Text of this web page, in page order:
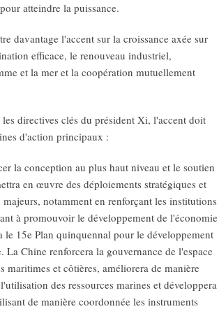
atteindre la puissance.
davantage l'accent sur la croissance axée sur
efficace, le renouveau industriel,
et la mer et la coopération mutuellement
directives clés du président Xi, l'accent doit
d'action principaux :
la conception au plus haut niveau et le soutien
en œuvre des déploiements stratégiques et
majeurs, notamment en renforçant les institutions
à promouvoir le développement de l'économie
le 15e Plan quinquennal pour le développement
La Chine renforcera la gouvernance de l'espace
maritimes et côtières, améliorera de manière
des ressources marines et développera
de manière coordonnée les instruments